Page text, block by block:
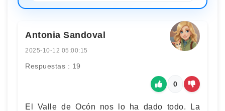
Antonia Sandoval
2025-10-12 05:00:15
Respuestas : 19
0
El Valle de Ocón nos lo ha dado todo. La